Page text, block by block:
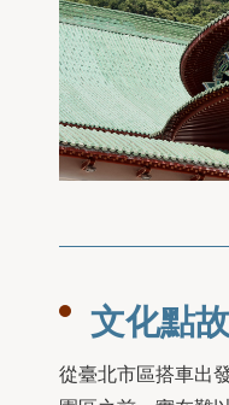
文化點
從臺北市區搭車出